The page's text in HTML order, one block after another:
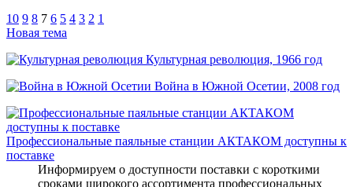
10 9 8 7 6 5 4 3 2 1
Новая тема
Культурная революция, 1966 год
Война в Южной Осетии, 2008 год
Профессиональные паяльные станции АКТАКОМ доступны к
поставке
Информируем о доступности поставки с короткими
сроками широкого ассортимента профессиональных